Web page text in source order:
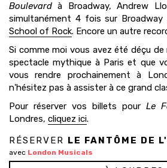
Boulevard à Broadway, Andrew
simultanément 4 fois sur
School of Rock. Encore un autre
Si comme moi vous avez été déçu de
spectacle mythique à Paris et que
vous rendre prochainement à
n'hésitez pas à assister à ce grand
Pour réserver vos billets pour Le
Londres, cliquez ici.
RÉSERVER LE FANTÔME DE
avec London Musicals